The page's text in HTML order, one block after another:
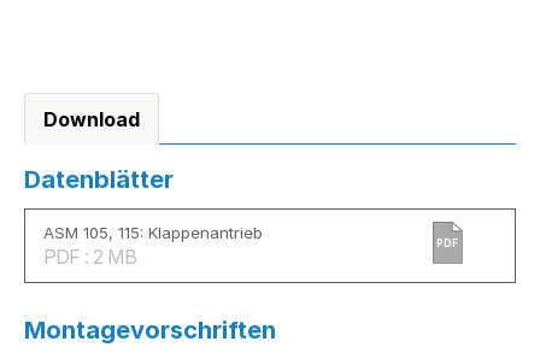
Download
Datenblätter
ASM 105, 115: Klappenantrieb
PDF : 2 MB
PDF
Montagevorschriften